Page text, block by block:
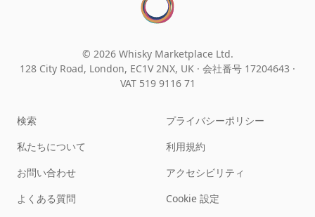
© 2026 Whisky Marketplace Ltd.
128 City Road, London, EC1V 2NX, UK · 会社番号 17204643 ·
VAT 519 9116 71
検索
私たちについて
お問い合わせ
よくある質問
プライバシーポリシー
利用規約
アクセシビリティ
Cookie 設定